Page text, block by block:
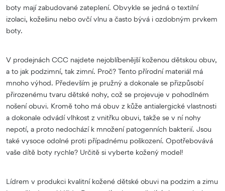
boty mají zabudované zateplení. Obvykle se jedná o textilní
izolaci, kožešinu nebo ovčí vlnu a často bývá i ozdobným prvkem
boty.
V prodejnách CCC najdete nejoblíbenější koženou dětskou obuv,
a to jak podzimní, tak zimní. Proč? Tento přírodní materiál má
mnoho výhod. Především je pružný a dokonale se přizpůsobí
přirozenému tvaru dětské nohy, což se projevuje v pohodlném
nošení obuvi. Kromě toho má obuv z kůže antialergické vlastnosti
a dokonale odvádí vlhkost z vnitřku obuvi, takže se v ní nohy
nepotí, a proto nedochází k množení patogenních bakterií. Jsou
také vysoce odolné proti případnému poškození. Opotřebovává
vaše dítě boty rychle? Určitě si vyberte kožený model!
Lídrem v produkci kvalitní kožené dětské obuvi na podzim a zimu